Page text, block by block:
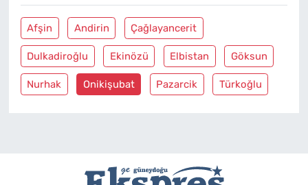
Afşin Andirin Çağlayancerit
Dulkadiroğlu Ekinözü Elbistan Göksun
Nurhak Onikişubat Pazarcik Türkoğlu